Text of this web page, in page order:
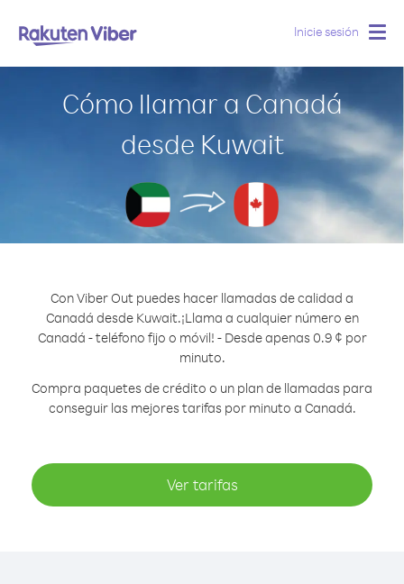
Inicie sesión
Cómo llamar a Canadá
desde Kuwait
Con Viber Out puedes hacer llamadas de calidad a
Canadá desde Kuwait.¡Llama a cualquier número en
Canadá - teléfono fijo o móvil! - Desde apenas 0.9 ¢ por
minuto.
Compra paquetes de crédito o un plan de llamadas para
conseguir las mejores tarifas por minuto a Canadá.
Ver tarifas